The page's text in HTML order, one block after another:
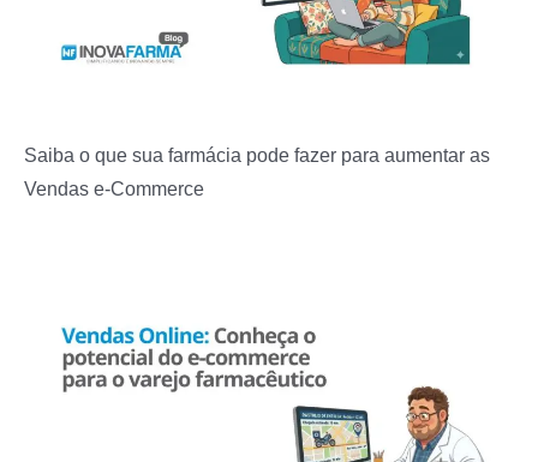
Saiba o que sua farmácia pode fazer para aumentar as
Vendas e-Commerce